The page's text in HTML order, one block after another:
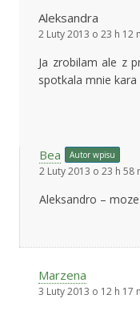
Aleksandra
2 Luty 2013 o 23 h 12
Ja zrobilam ale z
spotkala mnie
Bea Autor wpisu
2 Luty 2013 o 23 h 58
Aleksandro –
Marzena
3 Luty 2013 o 12 h 17